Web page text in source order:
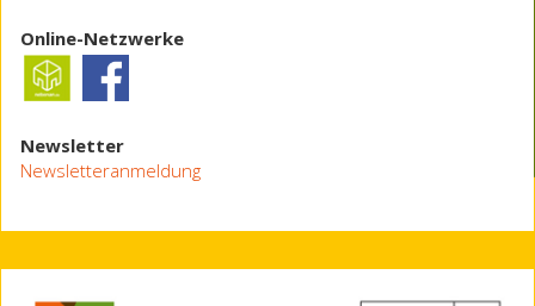
Online-Netzwerke
Newsletter
Newsletteranmeldung